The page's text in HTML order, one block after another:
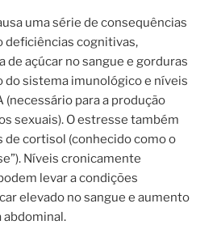
uma série de consequências
deficiências cognitivas,
de açúcar no sangue e gorduras
do sistema imunológico e níveis
(necessário para a produção
sexuais). O estresse também
de cortisol (conhecido como o
Níveis cronicamente
levar a condições
elevado no sangue e aumento
abdominal.